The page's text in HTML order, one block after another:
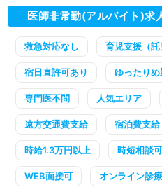
医師非常勤(アルバイト)求
救急対応なし 育児支援（託
宿日直許可あり ゆったりめ
専門医不問 人気エリア
遠方交通費支給 宿泊費支給
時給1.3万円以上 時短相談可
WEB面接可 オンライン診療